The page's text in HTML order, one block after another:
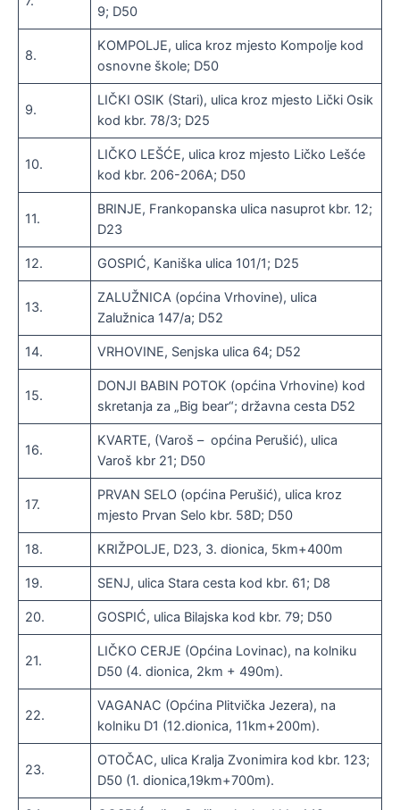
9; D50
8.
KOMPOLJE, ulica kroz mjesto Kompolje kod
osnovne škole; D50
9.
LIČKI OSIK (Stari), ulica kroz mjesto Lički Osik
kod kbr. 78/3; D25
10.
LIČKO LEŠĆE, ulica kroz mjesto Ličko Lešće
kod kbr. 206-206A; D50
11.
BRINJE, Frankopanska ulica nasuprot kbr. 12;
D23
12. GOSPIĆ, Kaniška ulica 101/1; D25
13.
ZALUŽNICA (općina Vrhovine), ulica
Zalužnica 147/a; D52
14. VRHOVINE, Senjska ulica 64; D52
15.
DONJI BABIN POTOK (općina Vrhovine) kod
skretanja za „Big bear“; državna cesta D52
16.
KVARTE, (Varoš – općina Perušić), ulica
Varoš kbr 21; D50
17.
PRVAN SELO (općina Perušić), ulica kroz
mjesto Prvan Selo kbr. 58D; D50
18. KRIŽPOLJE, D23, 3. dionica, 5km+400m
19. SENJ, ulica Stara cesta kod kbr. 61; D8
20. GOSPIĆ, ulica Bilajska kod kbr. 79; D50
21.
LIČKO CERJE (Općina Lovinac), na kolniku
D50 (4. dionica, 2km + 490m).
22.
VAGANAC (Općina Plitvička Jezera), na
kolniku D1 (12.dionica, 11km+200m).
23.
OTOČAC, ulica Kralja Zvonimira kod kbr. 123;
D50 (1. dionica,19km+700m).